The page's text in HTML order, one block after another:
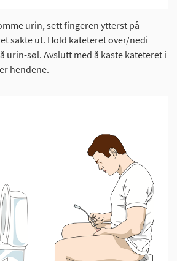
urin, sett fingeren ytterst på
sakte ut. Hold kateteret over/nedi
urin-søl. Avslutt med å kaste kateteret i
hendene.